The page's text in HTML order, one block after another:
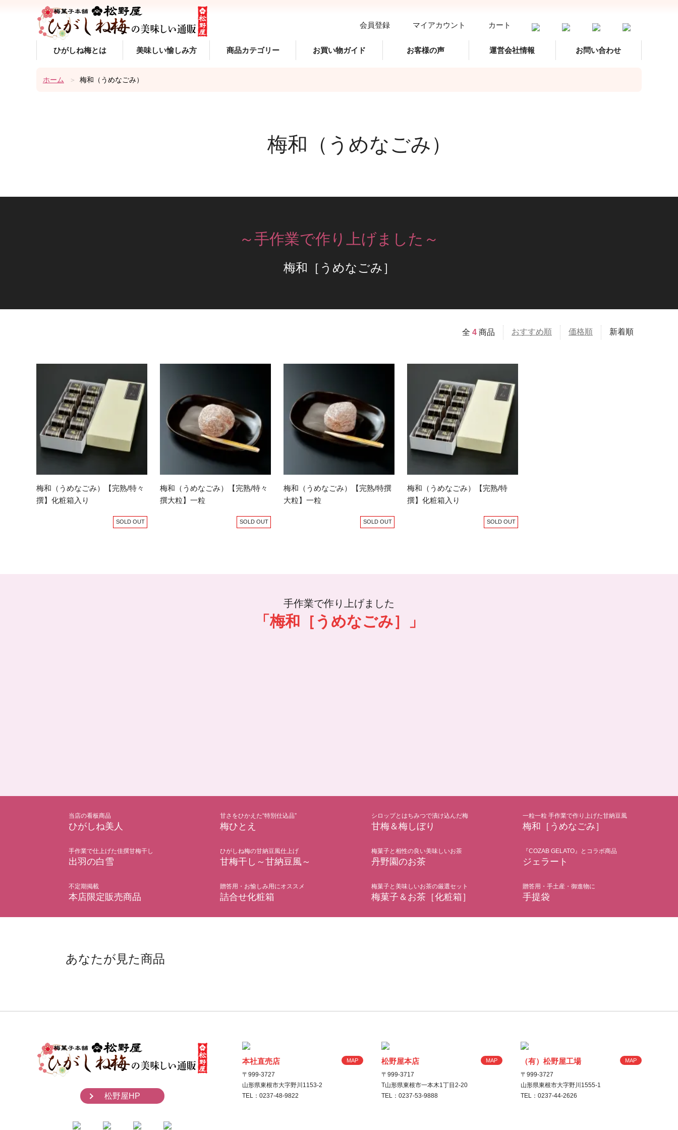
ひがしね梅とは 美味しい愉しみ方 商品カテゴリー お買い物ガイド お客様の声 運営会社情報 お問い合わせ
会員登録 マイアカウント カート
ホーム 梅和（うめなごみ）
梅和（うめなごみ）
～手作業で作り上げました～
梅和［うめなごみ］
全 4 商品 おすすめ順 価格順 新着順
梅和（うめなごみ）【完熟/特々
撰】化粧箱入り
SOLD OUT
梅和（うめなごみ）【完熟/特々
撰大粒】一粒
SOLD OUT
梅和（うめなごみ）【完熟/特撰
大粒】一粒
SOLD OUT
梅和（うめなごみ）【完熟/特
撰】化粧箱入り
SOLD OUT
手作業で作り上げました
「梅和［うめなごみ］」
当店の看板商品
ひがしね美人
甘さをひかえた“特別仕込品”
梅ひとえ
シロップとはちみつで漬け込んだ梅
甘梅＆梅しぼり
一粒一粒 手作業で作り上げた甘納豆風
梅和［うめなごみ］
手作業で仕上げた佳撰甘梅干し
出羽の白雪
ひがしね梅の甘納豆風仕上げ
甘梅干し～甘納豆風～
梅菓子と相性の良い美味しいお茶
丹野園のお茶
『COZAB GELATO』とコラボ商品
ジェラート
不定期掲載
本店限定販売商品
贈答用・お愉しみ用にオススメ
詰合せ化粧箱
梅菓子と美味しいお茶の厳選セット
梅菓子＆お茶［化粧箱］
贈答用・手土産・御進物に
手提袋
あなたが見た商品
松野屋HP
本社直売店 MAP
〒999-3727
山形県東根市大字野川1153-2
TEL：0237-48-9822
松野屋本店 MAP
〒999-3717
T山形県東根市一本木1丁目2-20
TEL：0237-53-9888
（有）松野屋工場 MAP
〒999-3727
山形県東根市大字野川1555-1
TEL：0237-44-2626